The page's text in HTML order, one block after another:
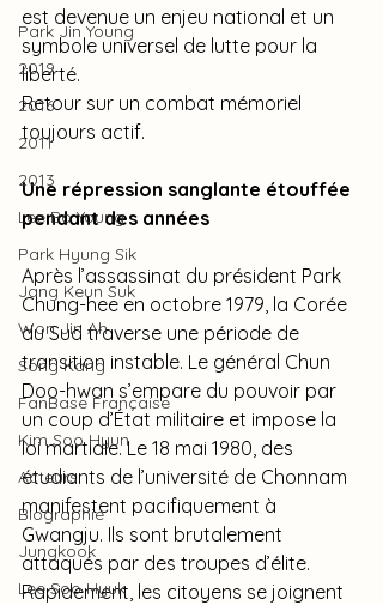
Park Jin Young
2019
2016
2011
2013
Lee Bo Young
Park Hyung Sik
Jang Keun Suk
Won Jin Ah
Song Kang
FanBase Française
Kim Soo Hyun
Acteurs
Biographie
Jungkook
Lee Soo Hyuk
est devenue un enjeu national et un
symbole universel de lutte pour la
liberté.
Retour sur un combat mémoriel
toujours actif.
Une répression sanglante étouffée
pendant des années
Après l’assassinat du président Park
Chung-hee en octobre 1979, la Corée
du Sud traverse une période de
transition instable. Le général Chun
Doo-hwan s’empare du pouvoir par
un coup d’État militaire et impose la
loi martiale. Le 18 mai 1980, des
étudiants de l’université de Chonnam
manifestent pacifiquement à
Gwangju. Ils sont brutalement
attaqués par des troupes d’élite.
Rapidement, les citoyens se joignent